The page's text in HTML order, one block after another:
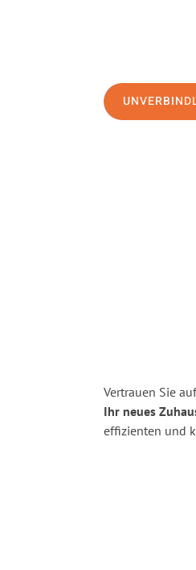
Vertrauen Sie
Ihr neues
effizienten und